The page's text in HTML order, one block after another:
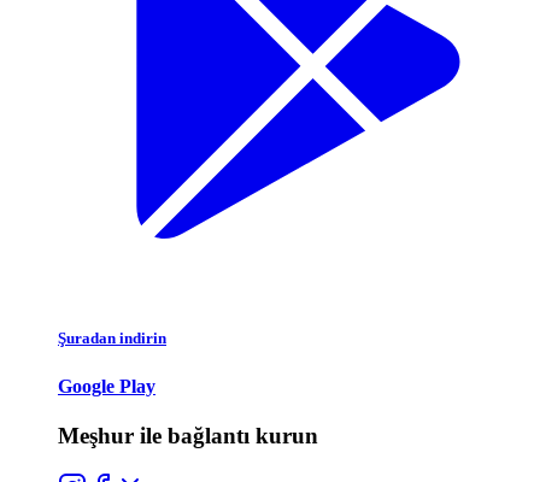
Şuradan indirin
Google Play
Meşhur ile bağlantı kurun